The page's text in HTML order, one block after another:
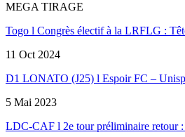
MEGA TIRAGE
Togo l Congrès électif à la LRFLG :
11 Oct 2024
D1 LONATO (J25) l Espoir FC –
5 Mai 2023
LDC-CAF l 2e tour préliminaire retour